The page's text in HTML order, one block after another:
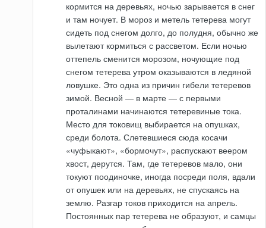
кормится на деревьях, ночью зарывается в снег
и там ночует. В мороз и метель тетерева могут
сидеть под снегом долго, до полудня, обычно же
вылетают кормиться с рассветом. Если ночью
оттепель сменится морозом, ночующие под
снегом тетерева утром оказываются в ледяной
ловушке. Это одна из причин гибели тетеревов
зимой. Весной — в марте — с первыми
проталинами начинаются тетеревиные тока.
Место для токовищ выбирается на опушках,
среди болота. Слетевшиеся сюда косачи
«чуфыкают», «бормочут», распускают веером
хвост, дерутся. Там, где тетеревов мало, они
токуют поодиночке, иногда посреди поля, вдали
от опушек или на деревьях, не спускаясь на
землю. Разгар токов приходится на апрель.
Постоянных пар тетерева не образуют, и самцы